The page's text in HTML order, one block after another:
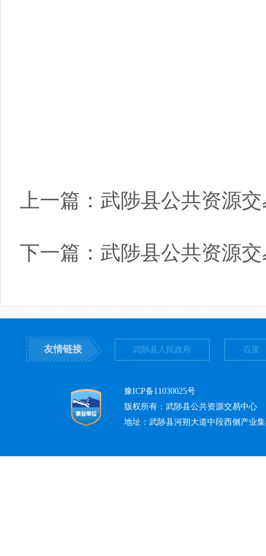
上一篇： 武陟县公共资源
下一篇： 武陟县公共资源
友情链接 武陟县人民政府 百度
豫ICP备11030025号
版权所有：武陟县公共资源交易中心
地址：武陟县河朔大道中段西侧产业